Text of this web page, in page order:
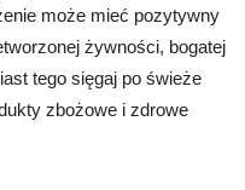
może mieć pozytywny
żywności, bogatej
tego sięgaj po świeże
zbożowe i zdrowe